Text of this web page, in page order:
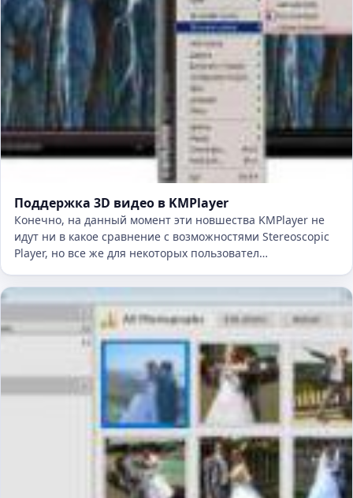
Поддержка 3D видео в KMPlayer
Конечно, на данный момент эти новшества KMPlayer не
идут ни в какое сравнение с возможностями Stereoscopic
Player, но все же для некоторых пользовател…